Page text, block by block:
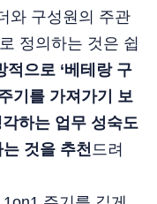
와 구성원의 주관
정의하는 것은 쉽
적으로 ‘베테랑 구
기를 가져가기 보
하는 업무 성숙도
것을 추천드려